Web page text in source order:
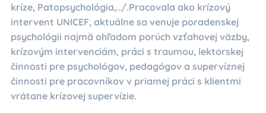
kríze, Patopsychológia,../.Pracovala ako krízový
intervent UNICEF, aktuálne sa venuje poradenskej
psychológii najmä ohľadom porúch vzťahovej väzby,
krízovým intervenciám, práci s traumou, lektorskej
činnosti pre psychológov, pedagógov a supervíznej
činnosti pre pracovníkov v priamej práci s klientmi
vrátane krízovej supervízie.